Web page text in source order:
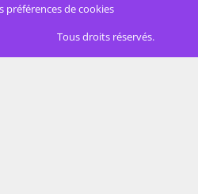
préférences de cookies
Tous droits réservés.